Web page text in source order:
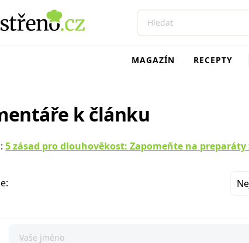
MAGAZÍN RECEPTY
k článku
5 zásad pro dlouhověkost: Zapomeňte na preparáty